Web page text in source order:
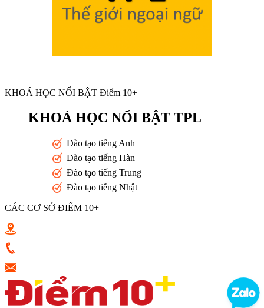
KHOÁ HỌC NỔI BẬT Điểm 10+
KHOÁ HỌC NỔI BẬT TPL
Đào tạo tiếng Anh
Đào tạo tiếng Hàn
Đào tạo tiếng Trung
Đào tạo tiếng Nhật
CÁC CƠ SỞ ĐIỂM 10+